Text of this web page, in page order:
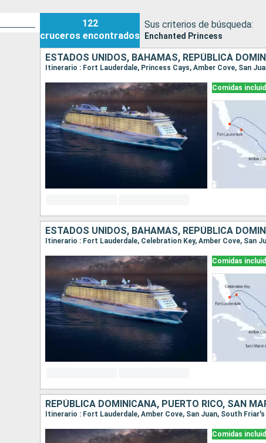
122
cruceros encontrados
Sus criterios de búsqueda:
Enchanted Princess
Comidas
Comidas
REPÚBLICA DOMINICANA, PUERTO RICO, SAN
Comidas